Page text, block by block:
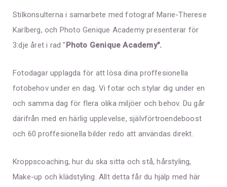
Stilkonsulterna i samarbete med fotograf Marie-Therese
Karlberg, och Photo Genique Academy presenterar för
3:dje året i rad "Photo Genique Academy".
Fotodagar upplagda för att lösa dina proffesionella
fotobehov under en dag. Vi fotar och stylar dig under en
och samma dag för flera olika miljöer och behov. Du går
därifrån med en härlig upplevelse, självförtroendeboost
och 60 proffesionella bilder redo att användas direkt.
Kroppscoaching, hur du ska sitta och stå, hårstyling,
Make-up och klädstyling. Allt detta får du hjälp med här